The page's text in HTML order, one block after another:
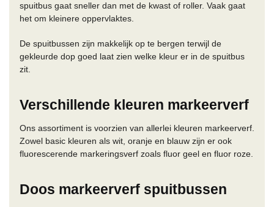
spuitbus gaat sneller dan met de kwast of roller. Vaak gaat
het om kleinere oppervlaktes.
De spuitbussen zijn makkelijk op te bergen terwijl de
gekleurde dop goed laat zien welke kleur er in de spuitbus
zit.
Verschillende kleuren markeerverf
Ons assortiment is voorzien van allerlei kleuren markeerverf.
Zowel basic kleuren als wit, oranje en blauw zijn er ook
fluorescerende markeringsverf zoals fluor geel en fluor roze.
Doos markeerverf spuitbussen